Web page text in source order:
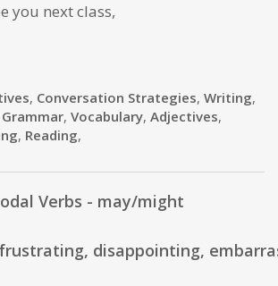
you next class,
, Conversation Strategies, Writing,
Grammar, Vocabulary, Adjectives,
, Reading,
Verbs - may/might
disappointing,